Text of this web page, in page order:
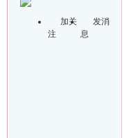
加关
注
发消
息